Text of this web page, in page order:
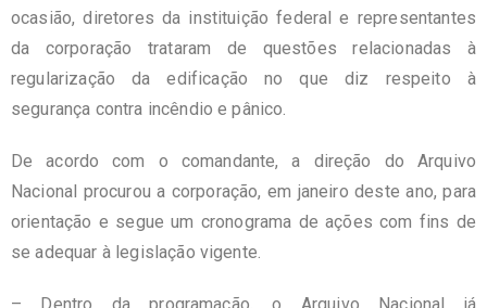
ocasião, diretores da instituição federal e representantes
da corporação trataram de questões relacionadas à
regularização da edificação no que diz respeito à
segurança contra incêndio e pânico.
De acordo com o comandante, a direção do Arquivo
Nacional procurou a corporação, em janeiro deste ano, para
orientação e segue um cronograma de ações com fins de
se adequar à legislação vigente.